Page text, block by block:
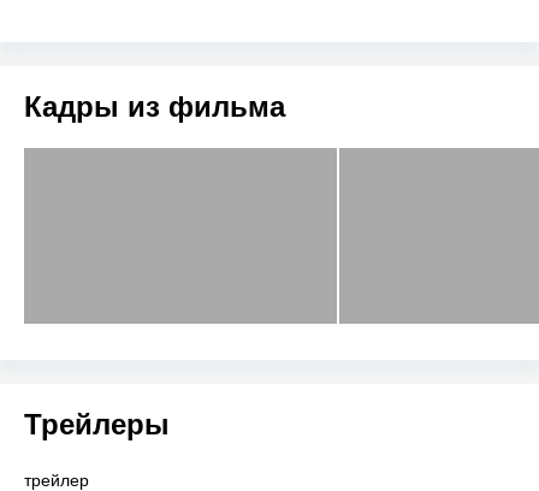
Кадры из фильма
Трейлеры
трейлер